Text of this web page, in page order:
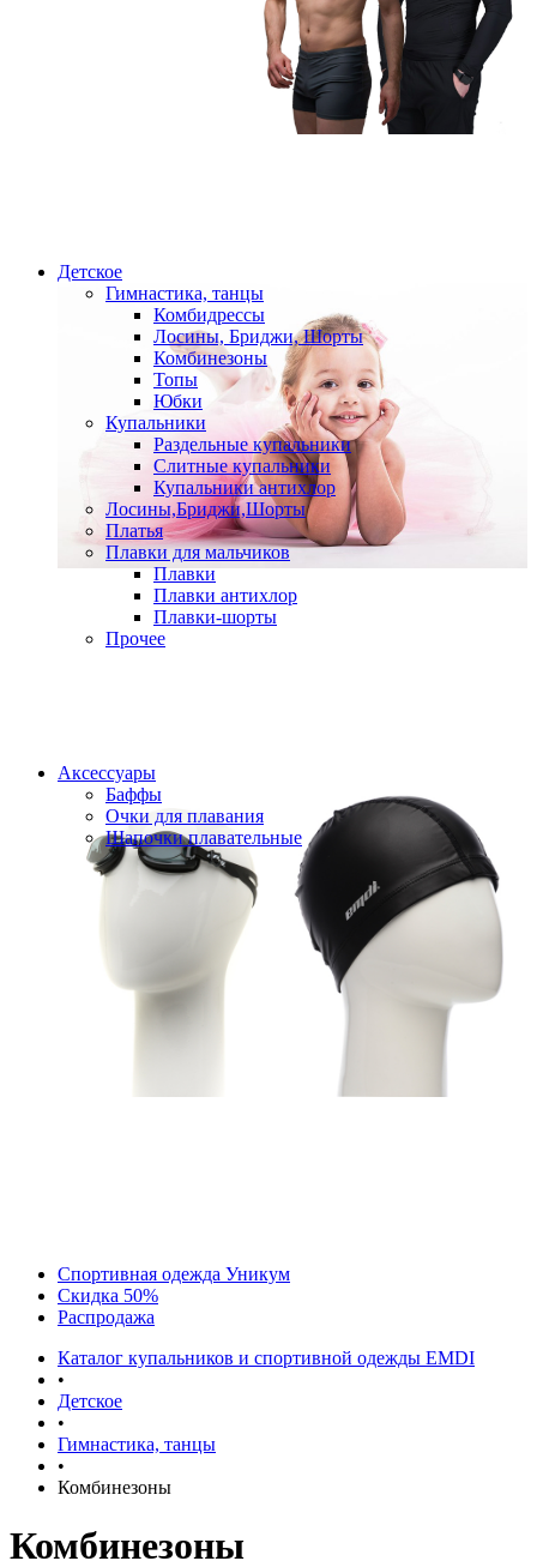
Детское
Гимнастика, танцы
Комбидрессы
Лосины, Бриджи, Шорты
Комбинезоны
Топы
Юбки
Купальники
Раздельные купальники
Слитные купальники
Купальники антихлор
Лосины,Бриджи,Шорты
Платья
Плавки для мальчиков
Плавки
Плавки антихлор
Плавки-шорты
Прочее
Аксессуары
Баффы
Очки для плавания
Шапочки плавательные
Спортивная одежда Уникум
Скидка 50%
Распродажа
Каталог купальников и спортивной одежды EMDI
•
Детское
•
Гимнастика, танцы
•
Комбинезоны
Комбинезоны